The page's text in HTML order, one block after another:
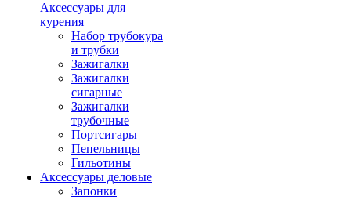
Аксессуары для
курения
Набор трубокура
и трубки
Зажигалки
Зажигалки
сигарные
Зажигалки
трубочные
Портсигары
Пепельницы
Гильотины
Аксессуары деловые
Запонки